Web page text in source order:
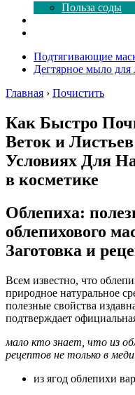
Польза соды
Подтягивающие
Дегтярное мыло для
Главная › Почистить
Как Быстро
Веток и
Условиях Для
в косметике
Облепиха:
облепихового
Заготовка и
Всем известно, что
природное натуральное
полезные свойства
подтверждает
мало кто знает, что из
рецептов не только в
из ягод облепихи